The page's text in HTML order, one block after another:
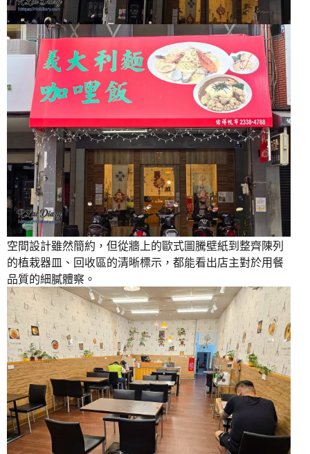
空間設計雖然簡約，但從牆上的歐式圖騰壁紙到整齊陳列
的植栽器皿、回收區的清晰標示，都能看出店主對於用餐
品質的細膩體察。